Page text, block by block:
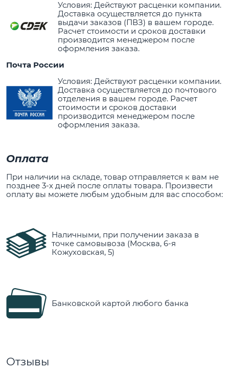
Условия: Действуют расценки компании.
Доставка осуществляется до пункта
выдачи заказов (ПВЗ) в вашем городе.
Расчет стоимости и сроков доставки
производится менеджером после
оформления заказа.
Почта России
Условия: Действуют расценки компании.
Доставка осуществляется до почтового
отделения в вашем городе. Расчет
стоимости и сроков доставки
производится менеджером после
оформления заказа.
Оплата
При наличии на складе, товар отправляется к вам не
позднее 3-х дней после оплаты товара. Произвести
оплату вы можете любым удобным для вас способом:
Наличными, при получении заказа в
точке самовывоза (Москва, 6-я
Кожуховская, 5)
Банковской картой любого банка
Отзывы